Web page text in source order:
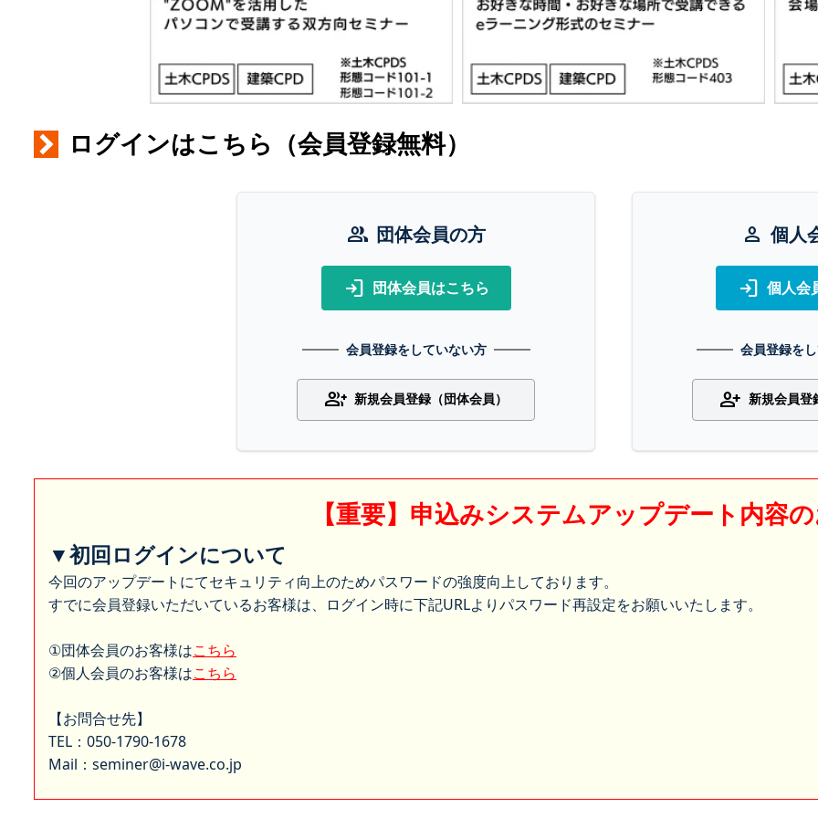
ログインはこちら（会員登録無料）
group 団体会員の方
login 団体会員はこちら
会員登録をしていない方
group_add 新規会員登録（団体会員）
person 個人
login 個人会
会員登録を
person_add 新規会員登
【重要】申込みシステムアップデート内容
▼初回ログインについて
今回のアップデートにてセキュリティ向上のためパスワードの強度向上しております。
すでに会員登録いただいているお客様は、ログイン時に下記URLよりパスワード再設定をお願いいたします。
①団体会員のお客様はこちら
②個人会員のお客様はこちら
【お問合せ先】
TEL：050-1790-1678
Mail：seminer@i-wave.co.jp